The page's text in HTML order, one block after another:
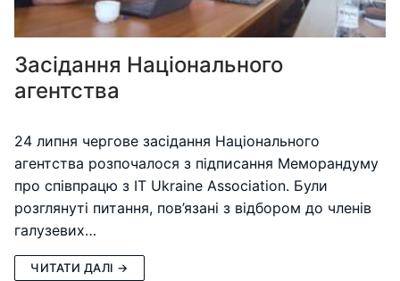
Засідання Національного
агентства
24 липня чергове засідання Національного
агентства розпочалося з підписання Меморандуму
про співпрацю з IT Ukraine Association. Були
розглянуті питання, пов’язані з відбором до членів
галузевих…
ЧИТАТИ ДАЛІ →